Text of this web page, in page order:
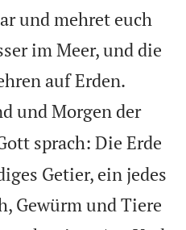
und mehret euch
im Meer, und die
auf Erden.
und Morgen der
sprach: Die Erde
Getier, ein jedes
Gewürm und Tiere